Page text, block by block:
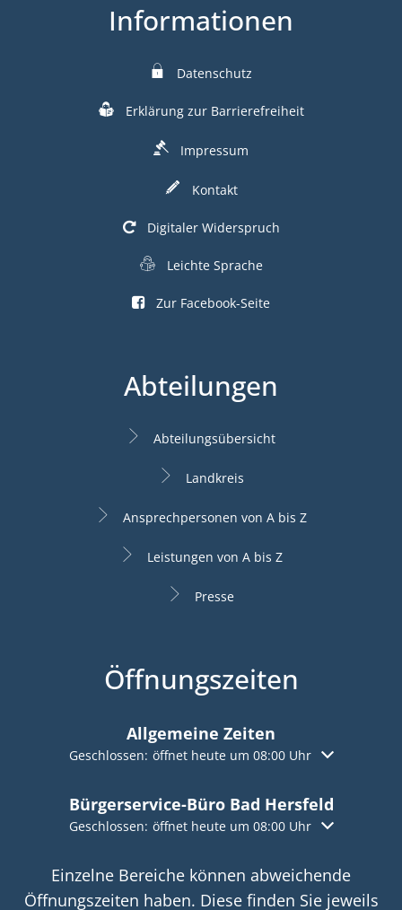
Informationen
Datenschutz
Erklärung zur Barrierefreiheit
Impressum
Kontakt
Digitaler Widerspruch
Leichte Sprache
Zur Facebook-Seite
Abteilungen
Abteilungsübersicht
Landkreis
Ansprechpersonen von A bis Z
Leistungen von A bis Z
Presse
Öffnungszeiten
Allgemeine Zeiten
Klicken, um weitere Öffnungs- oder Schließzeiten
Geschlossen: öffnet heute um 08:00 Uhr
Bürgerservice-Büro Bad Hersfeld
Klicken, um weitere Öffnungs- oder Schließzeiten
Geschlossen: öffnet heute um 08:00 Uhr
Einzelne Bereiche können abweichende
Öffnungszeiten haben. Diese finden Sie jeweils